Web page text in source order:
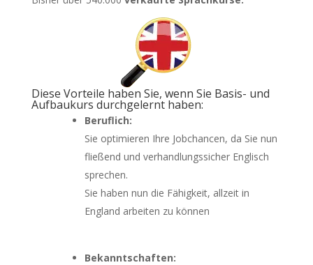
Diese Vorteile haben Sie, wenn Sie Basis- und
Aufbaukurs durchgelernt haben:
Beruflich:
Sie optimieren Ihre Jobchancen, da Sie nun
fließend und verhandlungssicher Englisch
sprechen.
Sie haben nun die Fähigkeit, allzeit in
England arbeiten zu können
Bekanntschaften: